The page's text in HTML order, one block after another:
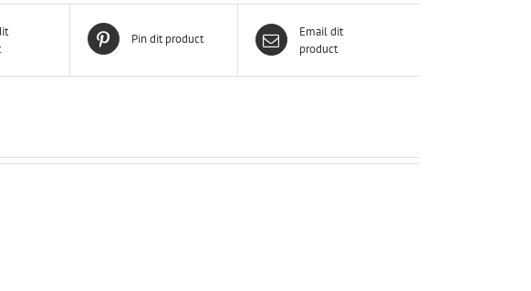
aantal
Pin dit product
Email dit
product